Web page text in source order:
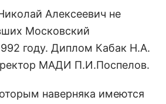
Алексеевич не
Московский
году. Диплом Кабак Н.А.
МАДИ П.И.Поспелов.
наверняка имеются